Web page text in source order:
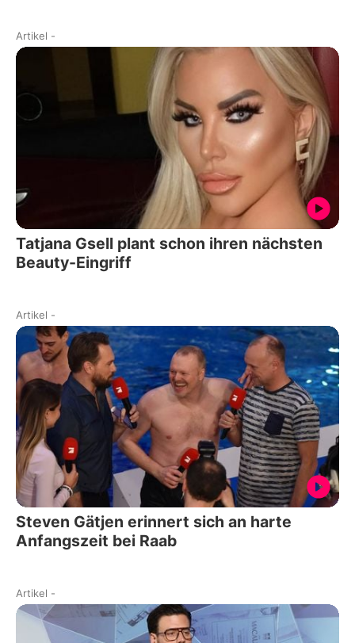
Artikel -
Tatjana Gsell plant schon ihren nächsten
Beauty-Eingriff
Artikel -
Steven Gätjen erinnert sich an harte
Anfangszeit bei Raab
Artikel -